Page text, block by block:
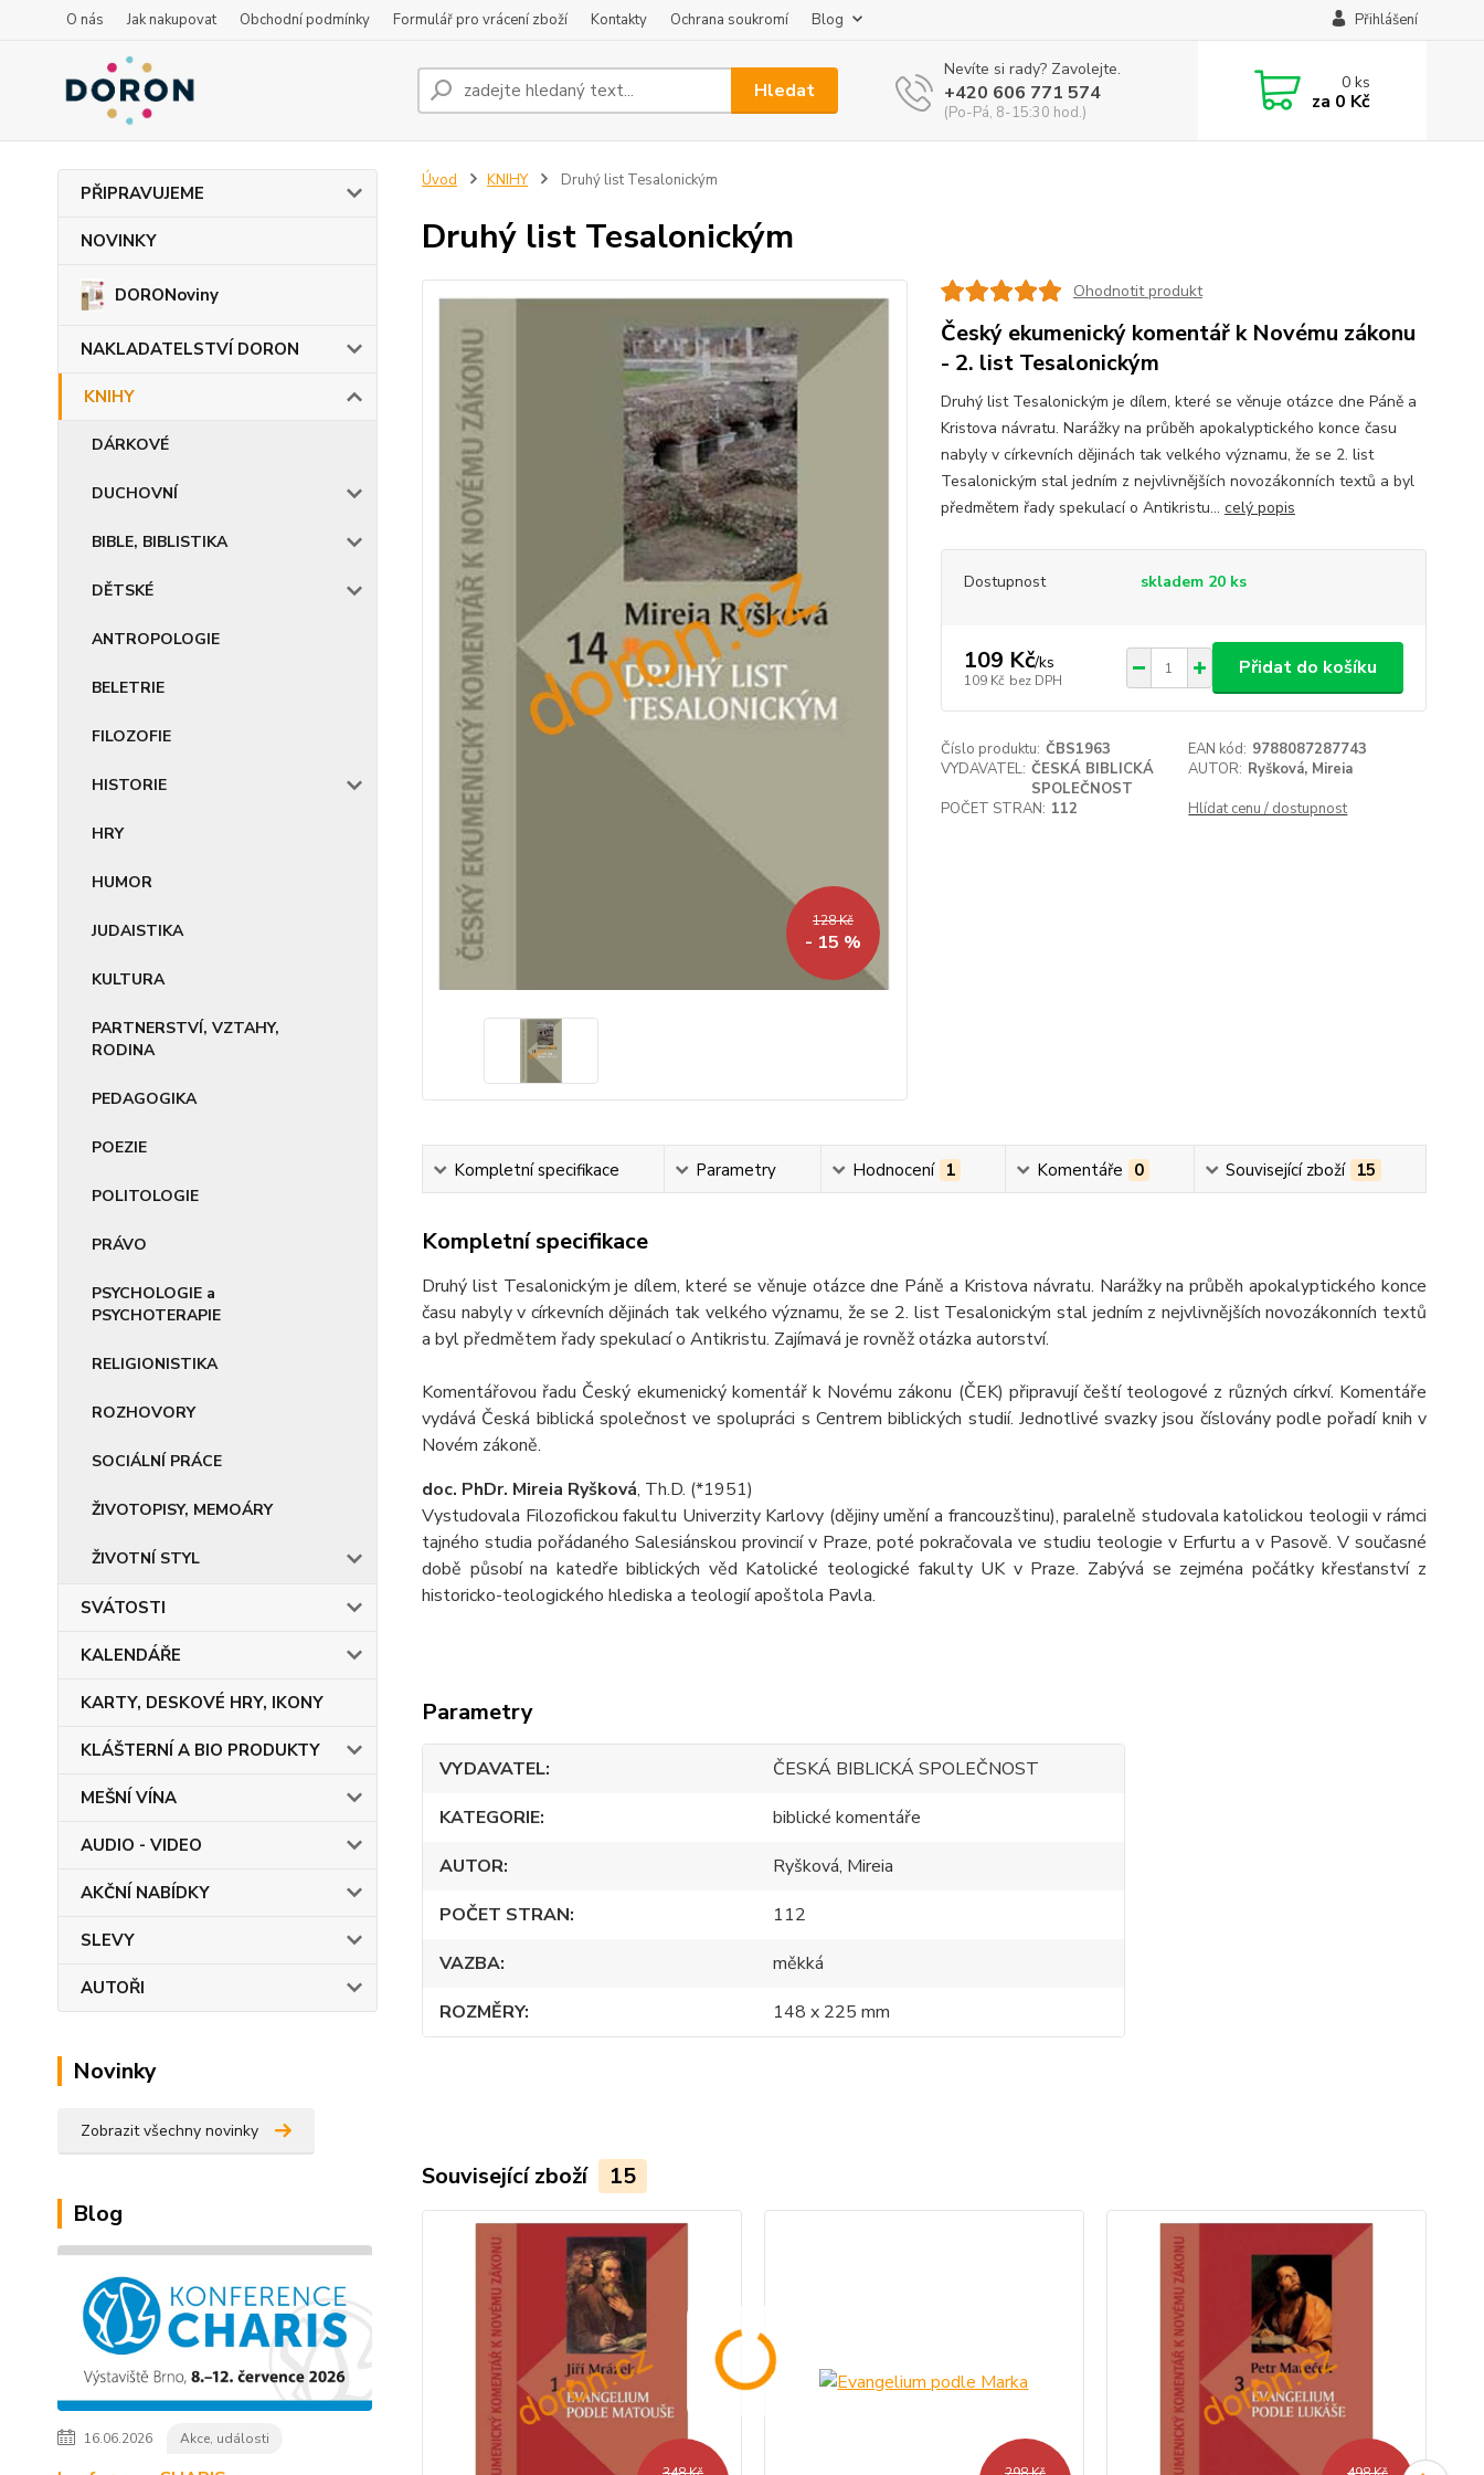
O nás Jak nakupovat Obchodní podmínky Formulář pro vrácení zboží Kontakty Ochrana soukromí Blog Přihlášení
Hledat
Nevíte si rady? Zavolejte.
+420 606 771 574
(Po-Pá, 8-15:30 hod.)
0ks
za 0 Kč
PŘIPRAVUJEME
NOVINKY
DORONoviny
NAKLADATELSTVÍ DORON
KNIHY
DÁRKOVÉ
DUCHOVNÍ
BIBLE, BIBLISTIKA
DĚTSKÉ
ANTROPOLOGIE
BELETRIE
FILOZOFIE
HISTORIE
HRY
HUMOR
JUDAISTIKA
KULTURA
PARTNERSTVÍ, VZTAHY,
RODINA
PEDAGOGIKA
POEZIE
POLITOLOGIE
PRÁVO
PSYCHOLOGIE a
PSYCHOTERAPIE
RELIGIONISTIKA
ROZHOVORY
SOCIÁLNÍ PRÁCE
ŽIVOTOPISY, MEMOÁRY
ŽIVOTNÍ STYL
SVÁTOSTI
KALENDÁŘE
KARTY, DESKOVÉ HRY, IKONY
KLÁŠTERNÍ A BIO PRODUKTY
MEŠNÍ VÍNA
AUDIO - VIDEO
AKČNÍ NABÍDKY
SLEVY
AUTOŘI
Novinky
Zobrazit všechny novinky
Blog
16.06.2026 Akce, události
Úvod KNIHY Druhý list Tesalonickým
Druhý list Tesalonickým
128 Kč
- 15 %
Ohodnotit produkt
Český ekumenický komentář k Novému zákonu
- 2. list Tesalonickým
Druhý list Tesalonickým je dílem, které se věnuje otázce dne Páně a
Kristova návratu. Narážky na průběh apokalyptického konce času
nabyly v církevních dějinách tak velkého významu, že se 2. list
Tesalonickým stal jedním z nejvlivnějších novozákonních textů a byl
předmětem řady spekulací o Antikristu... celý popis
Dostupnost skladem 20 ks
109 Kč/ks
109 Kč bez DPH
Přidat do košíku
Číslo produktu: ČBS1963 EAN kód: 9788087287743
VYDAVATEL: ČESKÁ BIBLICKÁ
SPOLEČNOST
AUTOR: Ryšková, Mireia
POČET STRAN: 112 Hlídat cenu / dostupnost
Kompletní specifikace Parametry Hodnocení 1 Komentáře 0 Související zboží 15
Kompletní specifikace
Druhý list Tesalonickým je dílem, které se věnuje otázce dne Páně a Kristova návratu. Narážky na průběh apokalyptického konce
času nabyly v církevních dějinách tak velkého významu, že se 2. list Tesalonickým stal jedním z nejvlivnějších novozákonních textů
a byl předmětem řady spekulací o Antikristu. Zajímavá je rovněž otázka autorství.
Komentářovou řadu Český ekumenický komentář k Novému zákonu (ČEK) připravují čeští teologové z různých církví. Komentáře
vydává Česká biblická společnost ve spolupráci s Centrem biblických studií. Jednotlivé svazky jsou číslovány podle pořadí knih v
Novém zákoně.
doc. PhDr. Mireia Ryšková, Th.D. (*1951)
Vystudovala Filozofickou fakultu Univerzity Karlovy (dějiny umění a francouzštinu), paralelně studovala katolickou teologii v rámci
tajného studia pořádaného Salesiánskou provincií v Praze, poté pokračovala ve studiu teologie v Erfurtu a v Pasově. V současné
době působí na katedře biblických věd Katolické teologické fakulty UK v Praze. Zabývá se zejména počátky křesťanství z
historicko-teologického hlediska a teologií apoštola Pavla.
Parametry
VYDAVATEL
ČESKÁ BIBLICKÁ SPOLEČNOST
KATEGORIE
biblické komentáře
AUTOR
Ryšková, Mireia
POČET STRAN
112
VAZBA
měkká
ROZMĚRY
148 x 225 mm
Související zboží 15